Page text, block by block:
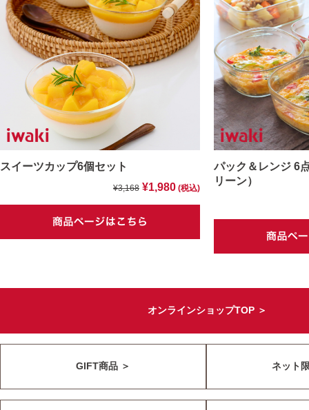
スイーツカップ6個セット
¥3,168 ¥1,980 (税込)
パック＆レンジ 6
リーン）
オンラインショップTOP ＞
GIFT商品 ＞ ネット